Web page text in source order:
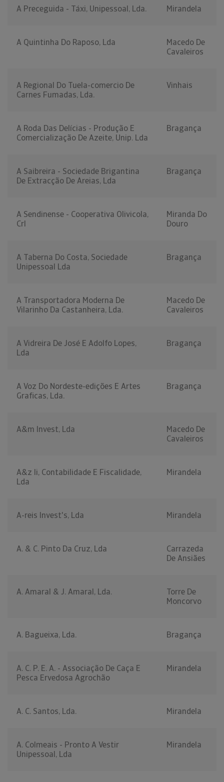
A Preceguida - Táxi, Unipessoal, Lda. Mirandela
A Quintinha Do Raposo, Lda
Macedo De
Cavaleiros
A Regional Do Tuela-comercio De
Carnes Fumadas, Lda.
Vinhais
A Roda Das Delícias - Produção E
Comercialização De Azeite, Unip. Lda
Bragança
A Saibreira - Sociedade Brigantina
De Extracção De Areias, Lda
Bragança
A Sendinense - Cooperativa Olivicola,
Crl
Miranda Do
Douro
A Taberna Do Costa, Sociedade
Unipessoal Lda
Bragança
A Transportadora Moderna De
Vilarinho Da Castanheira, Lda.
Macedo De
Cavaleiros
A Vidreira De José E Adolfo Lopes,
Lda
Bragança
A Voz Do Nordeste-edições E Artes
Graficas, Lda.
Bragança
A&m Invest, Lda
Macedo De
Cavaleiros
A&z Ii, Contabilidade E Fiscalidade,
Lda
Mirandela
A-reis Invest's, Lda Mirandela
A. & C. Pinto Da Cruz, Lda
Carrazeda
De Ansiães
A. Amaral & J. Amaral, Lda.
Torre De
Moncorvo
A. Bagueixa, Lda. Bragança
A. C. P. E. A. - Associação De Caça E
Pesca Ervedosa Agrochão
Mirandela
A. C. Santos, Lda. Mirandela
A. Colmeais - Pronto A Vestir
Unipessoal, Lda
Mirandela